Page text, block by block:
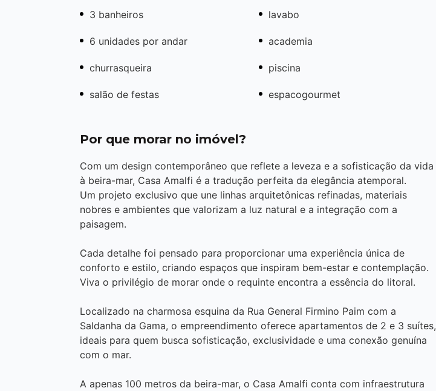
3 banheiros lavabo
6 unidades por andar academia
churrasqueira piscina
salão de festas espacogourmet
Por que morar no imóvel?
Com um design contemporâneo que reflete a leveza e a sofisticação da vida
à beira-mar, Casa Amalfi é a tradução perfeita da elegância atemporal.
Um projeto exclusivo que une linhas arquitetônicas refinadas, materiais
nobres e ambientes que valorizam a luz natural e a integração com a
paisagem.
Cada detalhe foi pensado para proporcionar uma experiência única de
conforto e estilo, criando espaços que inspiram bem-estar e contemplação.
Viva o privilégio de morar onde o requinte encontra a essência do litoral.
Localizado na charmosa esquina da Rua General Firmino Paim com a
Saldanha da Gama, o empreendimento oferece apartamentos de 2 e 3 suítes,
ideais para quem busca sofisticação, exclusividade e uma conexão genuína
com o mar.
A apenas 100 metros da beira-mar, o Casa Amalfi conta com infraestrutura